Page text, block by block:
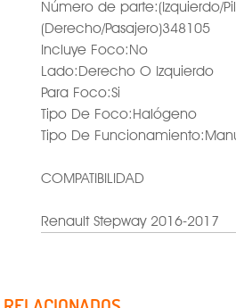
Número de parte:(Izquierdo/
(Derecho/Pasajero)348105
Incluye Foco:No
Lado:Derecho O Izquierdo
Para Foco:Si
Tipo De Foco:Halógeno
Tipo De
COMPATIBILIDAD
Renault Stepway 2016-2017